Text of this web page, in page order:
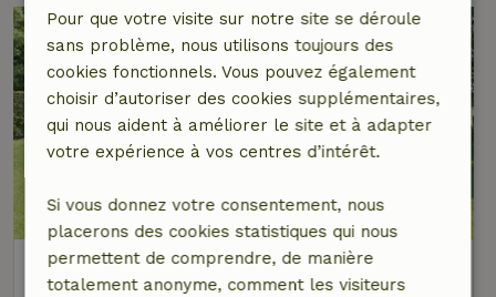
Maison nature à De Heurne
Pour que votre visite sur notre site se déroule
sans problème, nous utilisons toujours des
cookies fonctionnels. Vous pouvez également
choisir d’autoriser des cookies supplémentaires,
qui nous aident à améliorer le site et à adapter
votre expérience à vos centres d’intérêt.
Si vous donnez votre consentement, nous
placerons des cookies statistiques qui nous
permettent de comprendre, de manière
totalement anonyme, comment les visiteurs